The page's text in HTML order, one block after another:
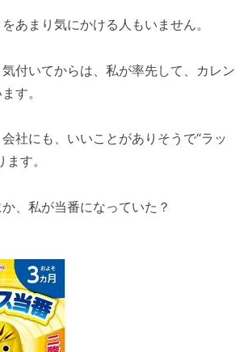
あまり気にかける人もいません。
付いてからは、私が率先して、カレン
す。
社にも、いいことがありそうで“ラッ
す。
、私が当番になっていた？